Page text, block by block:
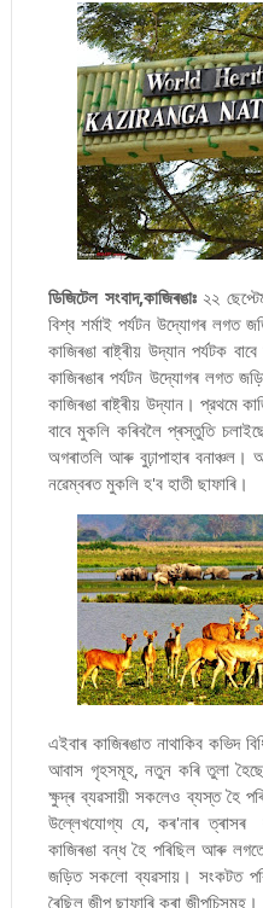
ডিজিটেল সংবাদ,কাজিৰঙাঃ ২২
বিশ্ব শৰ্মাই পৰ্যটন উদ্যোগৰ লগত
কাজিৰঙা ৰাষ্ট্ৰীয় উদ্যান পৰ্যটক
কাজিৰঙাৰ পৰ্যটন উদ্যোগৰ লগত
কাজিৰঙা ৰাষ্ট্ৰীয় উদ্যান। প্রথমে
বাবে মুকলি কৰিবলৈ প্ৰস্তুতি
অগৰাতলি আৰু বুঢ়াপাহাৰ বনাঞ্চল।
নৱেম্বৰত মুকলি হ'ব হাতী ছাফাৰি।
এইবাৰ কাজিৰঙাত নাথাকিব কভিদ
আবাস গৃহসমূহ, নতুন কৰি তুলা হৈছে
ক্ষুদ্ৰ ব্যৱসায়ী সকলেও ব্যস্ত হৈ
উল্লেখযোগ্য যে, কৰ'নাৰ ত্ৰাসৰ
কাজিৰঙা বন্ধ হৈ পৰিছিল আৰু
জড়িত সকলো ব্যৱসায়। সংকটত
ৰৈছিল জীপ ছাফাৰি কৰা জীপচিসমূহ।